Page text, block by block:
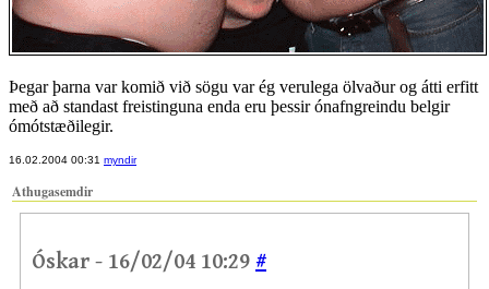
Þegar þarna var komið við sögu var ég verulega ölvaður og átti erfitt
með að standast freistinguna enda eru þessir ónafngreindu belgir
ómótstæðilegir.
16.02.2004 00:31 myndir
Athugasemdir
Óskar - 16/02/04 10:29 #